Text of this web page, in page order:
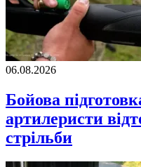
06.08.2026
Бойова
артилеристи
стрільби